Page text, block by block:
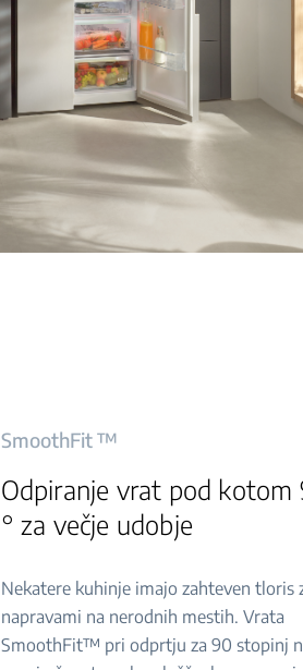
SmoothFit ™
Odpiranje vrat pod kotom
° za večje udobje
Nekatere kuhinje imajo zahteven tloris
napravami na nerodnih mestih. Vrata
SmoothFit™ pri odprtju za 90 stopinj